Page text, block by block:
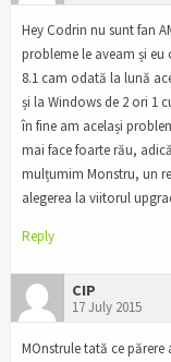
Hey Codrin nu sunt fan
probleme le aveam și eu
8.1 cam odată la lună
și la Windows de 2 ori 1
în fine am același
mai face foarte rău,
mulțumim Monstru, un
alegerea la viitorul
Reply
CIP
17 July 2015
MOnstrule tată ce părere